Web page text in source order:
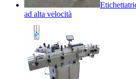
ad alta velocità